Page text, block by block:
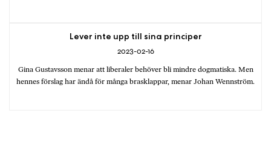
2023-02-16
Lever inte upp till sina principer
Gina Gustavsson menar att liberaler behöver bli mindre dogmatiska. Men
hennes förslag har ändå för många brasklappar, menar Johan Wennström.